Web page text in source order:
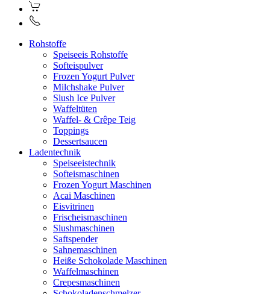
Rohstoffe
Speiseeis Rohstoffe
Softeispulver
Frozen Yogurt Pulver
Milchshake Pulver
Slush Ice Pulver
Waffeltüten
Waffel- & Crêpe Teig
Toppings
Dessertsaucen
Ladentechnik
Speiseeistechnik
Softeismaschinen
Frozen Yogurt Maschinen
Acai Maschinen
Eisvitrinen
Frischeismaschinen
Slushmaschinen
Saftspender
Sahnemaschinen
Heiße Schokolade Maschinen
Waffelmaschinen
Crepesmaschinen